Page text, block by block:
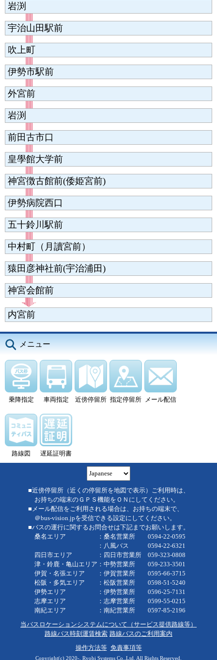
岩渕
宇治山田駅前
吹上町
伊勢市駅前
外宮前
岩渕
前田古市口
皇學館大学前
神宮徴古館前(倭姫宮前)
伊勢病院西口
五十鈴川駅前
中村町（月讀宮前）
猿田彦神社前(宇治浦田)
神宮会館前
内宮前
メニュー
乗降指定 車両指定 近傍停留所 指定停留所 メール配信
路線図 遅延証明書
■近傍停留所（近くの停留所を地図で表示）ご利用時は、
お持ちの端末のＧＰＳ機能をＯＮにしてください。
■メール配信をご利用される場合は、お持ちの端末で、
＠bus-vision.jpを受信できる設定にしてください。
■バスの運行に関するお問合せは下記までお願いします。
桑名エリア ：桑名営業所 0594-22-0595
：八風バス 0594-22-6321
四日市エリア ：四日市営業所 059-323-0808
津・鈴鹿・亀山エリア：中勢営業所 059-233-3501
伊賀・名張エリア ：伊賀営業所 0595-66-3715
松阪・多気エリア ：松阪営業所 0598-51-5240
伊勢エリア ：伊勢営業所 0596-25-7131
志摩エリア ：志摩営業所 0599-55-0215
南紀エリア ：南紀営業所 0597-85-2196
当バスロケーションシステムについて（サービス提供路線等）
路線バス時刻運賃検索 路線バスのご利用案内
操作方法等 免責事項等
Copyright(c) 2020-, Ryobi Systems Co.,Ltd. All Rights Reserved.